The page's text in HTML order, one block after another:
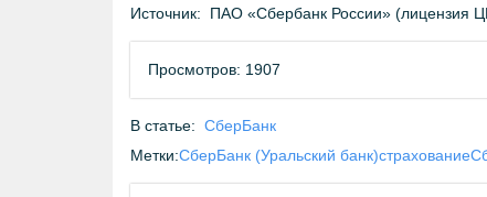
Источник: ПАО «Сбербанк России» (лицензия
Просмотров: 1907
В статье: СберБанк
Метки:СберБанк (Уральский банк)страхование